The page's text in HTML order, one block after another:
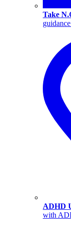
Take
ADHD
with